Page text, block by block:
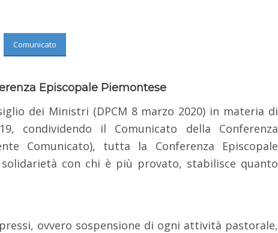
Comunicato
Episcopale Piemontese
dei Ministri (DPCM 8 marzo 2020) in materia di
condividendo il Comunicato della Conferenza
Comunicato), tutta la Conferenza Episcopale
con chi è più provato, stabilisce quanto
ovvero sospensione di ogni attività pastorale,